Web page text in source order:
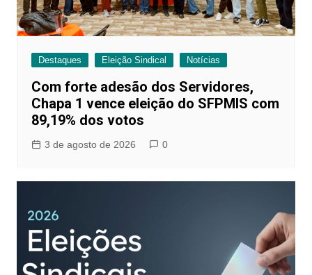
Destaques Eleição Sindical Notícias
Com forte adesão dos Servidores,
Chapa 1 vence eleição do SFPMIS com
89,19% dos votos
3 de agosto de 2026 0